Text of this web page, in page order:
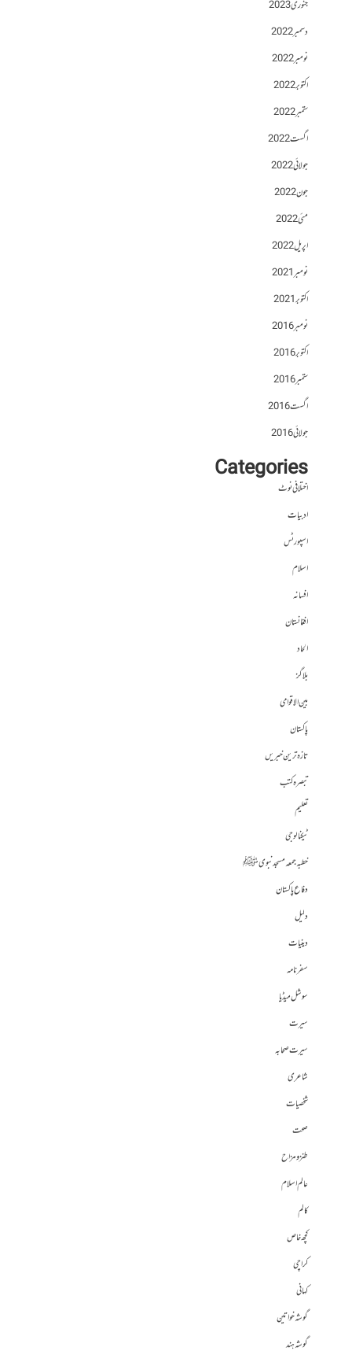
جنوری 2023
دسمبر 2022
نومبر 2022
اکتوبر 2022
ستمبر 2022
اگست 2022
جولائی 2022
جون 2022
مئی 2022
اپریل 2022
نومبر 2021
اکتوبر 2021
نومبر 2016
اکتوبر 2016
ستمبر 2016
اگست 2016
جولائی 2016
Categories
اختلافی نوٹ
ادبیات
اسپورٹس
اسلام
افسانہ
افغانستان
الحاد
بلاگز
بین الاقوامی
پاکستان
تازہ ترین خبریں
تبصرہ کتب
تعلیم
ٹیکنالوجی
خطبہ جمعہ مسجد نبوی ﷺ
دفاع پاکستان
دلیل
دینیات
سفرنامہ
سوشل میڈیا
سیرت
سیرت صحابہ
شاعری
شخصیات
صحت
طنز و مزاح
عالم اسلام
کالم
کچھ خاص
کراچی
کہانی
گوشہ خواتین
گوشہ ہند